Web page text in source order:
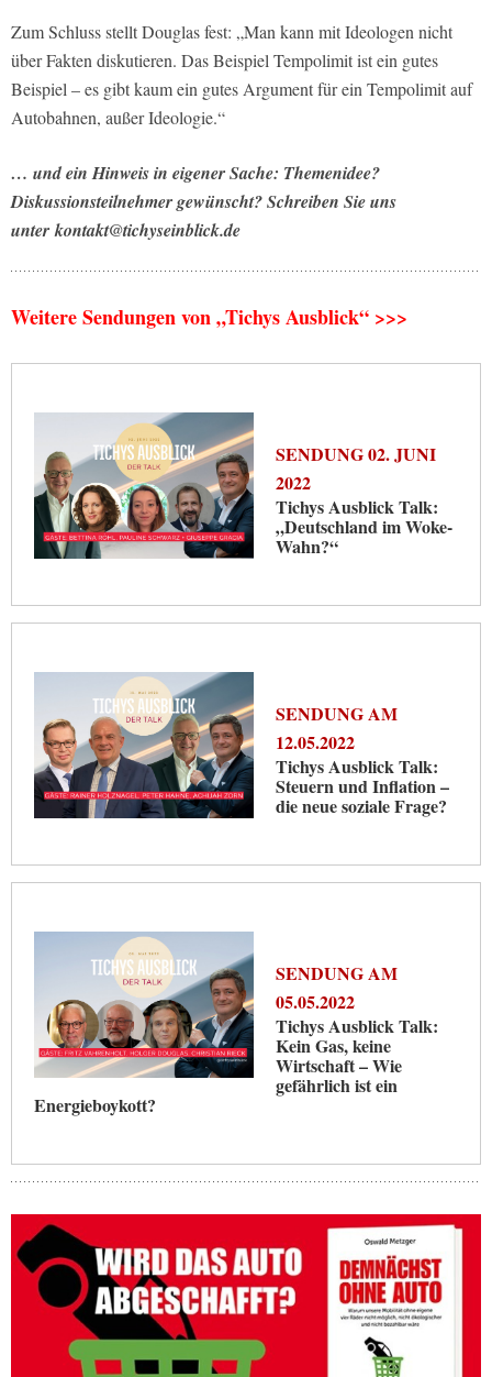
Zum Schluss stellt Douglas fest: „Man kann mit Ideologen nicht
über Fakten diskutieren. Das Beispiel Tempolimit ist ein gutes
Beispiel – es gibt kaum ein gutes Argument für ein Tempolimit auf
Autobahnen, außer Ideologie.“
… und ein Hinweis in eigener Sache: Themenidee?
Diskussionsteilnehmer gewünscht? Schreiben Sie uns
unter kontakt@tichyseinblick.de
Weitere Sendungen von „Tichys Ausblick“ >>>
SENDUNG 02. JUNI
2022
Tichys Ausblick Talk:
„Deutschland im Woke-
Wahn?“
SENDUNG AM
12.05.2022
Tichys Ausblick Talk:
Steuern und Inflation –
die neue soziale Frage?
SENDUNG AM
05.05.2022
Tichys Ausblick Talk:
Kein Gas, keine
Wirtschaft – Wie
gefährlich ist ein
Energieboykott?